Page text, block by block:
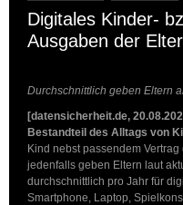
Digitales Kinder-
Ausgaben der
Durchschnittlich geben Eltern
[datensicherheit.de,
Bestandteil des Alltags von
Kind nebst passendem
jedenfalls geben Eltern laut
durchschnittlich pro Jahr für
Smartphone, Laptop,